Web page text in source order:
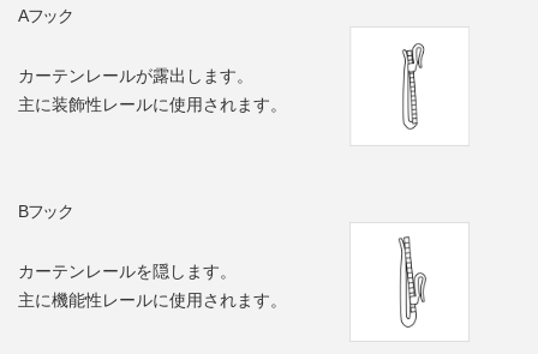
Aフック
カーテンレールが露出します。
主に装飾性レールに使用されます。
Bフック
カーテンレールを隠します。
主に機能性レールに使用されます。